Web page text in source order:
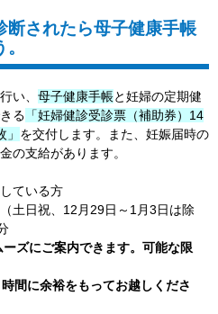
断されたら母子健康手帳
い、 母子健康手帳と妊婦の定期健
る 「妊婦健診受診票（補助券）14
を交付します。また、妊娠届時の
の支給があります。
ている方
土日祝、12月29日～1月3日は除
ズにご案内できます。 可能な限
間に余裕をもってお越しくださ